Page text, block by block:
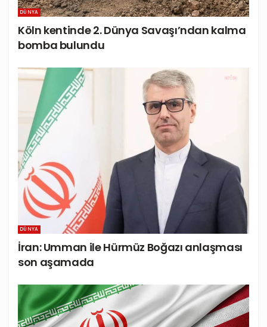
DÜNYA
Köln kentinde 2. Dünya Savaşı’ndan kalma
bomba bulundu
DÜNYA
İran: Umman ile Hürmüz Boğazı anlaşması
son aşamada